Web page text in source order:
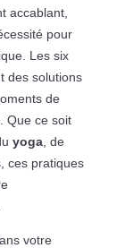
accablant,
pour
Les six
des solutions
de
Que ce soit
yoga, de
ces pratiques
votre